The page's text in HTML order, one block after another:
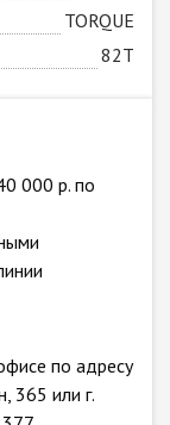
TORQUE
82T
000 р. по
по адресу
365 или г.